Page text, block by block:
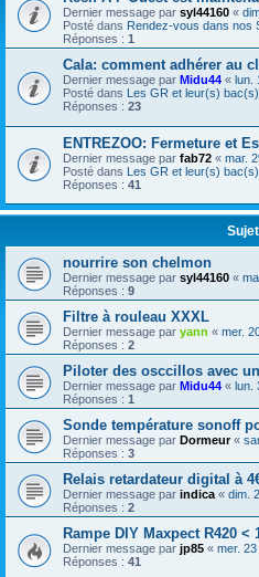
Dernier message par syl44160 «
Posté dans Rendez-vous dans nos
Réponses : 1
Cala: comment adhérer au
Dernier message par Midu44 « lun.
Posté dans Les GR et leur(s) bac(s)
Réponses : 23
ENTREZOO: Fermeture et
Dernier message par fab72 « mar.
Posté dans Les GR et leur(s) bac(s)
Réponses : 41
nourrire son chelmon
Dernier message par syl44160 «
Réponses : 9
Filtre à rouleau XXXL
Dernier message par yann « mer.
Réponses : 2
Piloter des osccillos avec
Dernier message par Midu44 « lun.
Réponses : 1
Sonde température sonoff
Dernier message par Dormeur«
Réponses : 3
Relais retardateur digital à
Dernier message par indica « dim.
Réponses : 2
Rampe DIY Maxpect R420 <
Dernier message par jp85 « mer.
Réponses : 41